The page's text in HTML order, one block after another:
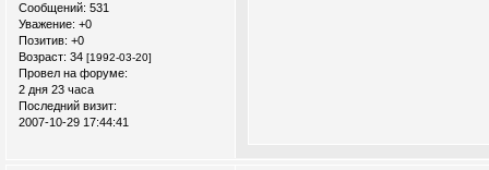
Сообщений: 531
Уважение: +0
Позитив: +0
Возраст: 34 [1992-03-20]
Провел на форуме:
2 дня 23 часа
Последний визит:
2007-10-29 17:44:41